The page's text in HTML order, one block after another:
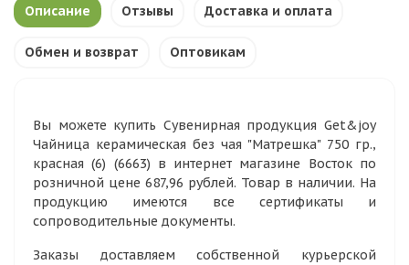
Описание Отзывы Доставка и оплата
Обмен и возврат Оптовикам
Вы можете купить Сувенирная продукция Get&joy
Чайница керамическая без чая "Матрешка" 750 гр.,
красная (6) (6663) в интернет магазине Восток по
розничной цене 687,96 рублей. Товар в наличии. На
продукцию имеются все сертификаты и
сопроводительные документы.
Заказы доставляем собственной курьерской